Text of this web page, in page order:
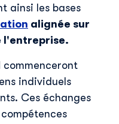
ainsi les bases
alignée sur
l'entreprise.
commenceront
individuels
Ces échanges